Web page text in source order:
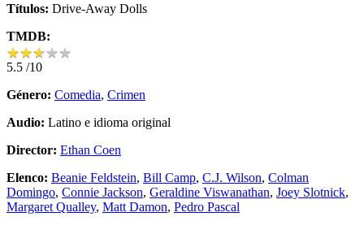
Títulos: Drive-Away Dolls
TMDB:
★★★★★
★★★★★
5.5 /10
Género: Comedia, Crimen
Audio: Latino e idioma original
Director: Ethan Coen
Elenco: Beanie Feldstein, Bill Camp, C.J. Wilson, Colman
Domingo, Connie Jackson, Geraldine Viswanathan, Joey Slotnick,
Margaret Qualley, Matt Damon, Pedro Pascal